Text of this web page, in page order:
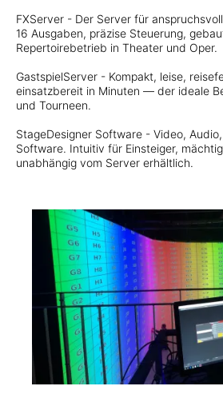
FXServer - Der Server für
16 Ausgaben, präzise Steuerung,
Repertoirebetrieb in Theater und Oper.
GastspielServer - Kompakt, leise,
einsatzbereit in Minuten — der ideale
und Tourneen.
StageDesigner Software - Video,
Software. Intuitiv für Einsteiger,
unabhängig vom Server erhältlich.